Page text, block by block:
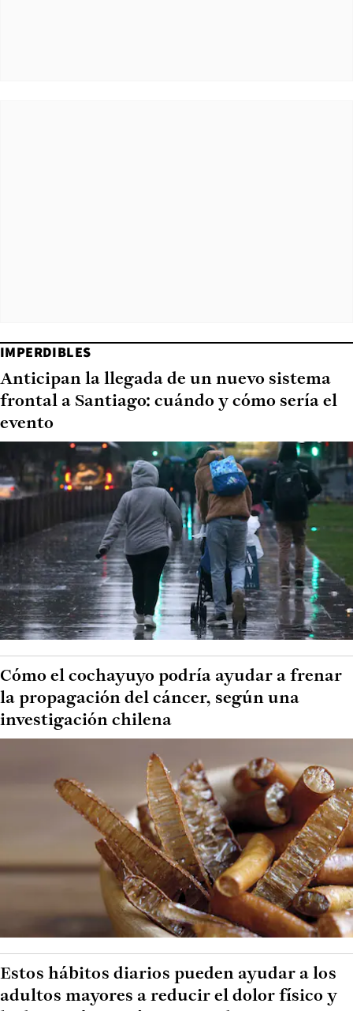
IMPERDIBLES
Anticipan la llegada de un nuevo sistema
frontal a Santiago: cuándo y cómo sería el
evento
Cómo el cochayuyo podría ayudar a frenar
la propagación del cáncer, según una
investigación chilena
Estos hábitos diarios pueden ayudar a los
adultos mayores a reducir el dolor físico y